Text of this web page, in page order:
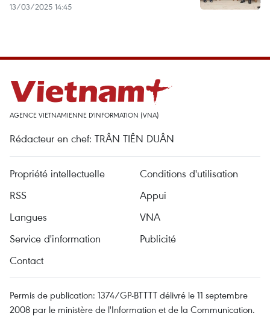
13/03/2025 14:45
AGENCE VIETNAMIENNE D'INFORMATION (VNA)
Rédacteur en chef: TRÂN TIÊN DUÂN
Propriété intellectuelle
Conditions d'utilisation
RSS
Appui
Langues
VNA
Service d'information
Publicité
Contact
Permis de publication: 1374/GP-BTTTT délivré le 11 septembre
2008 par le ministère de l'Information et de la Communication.